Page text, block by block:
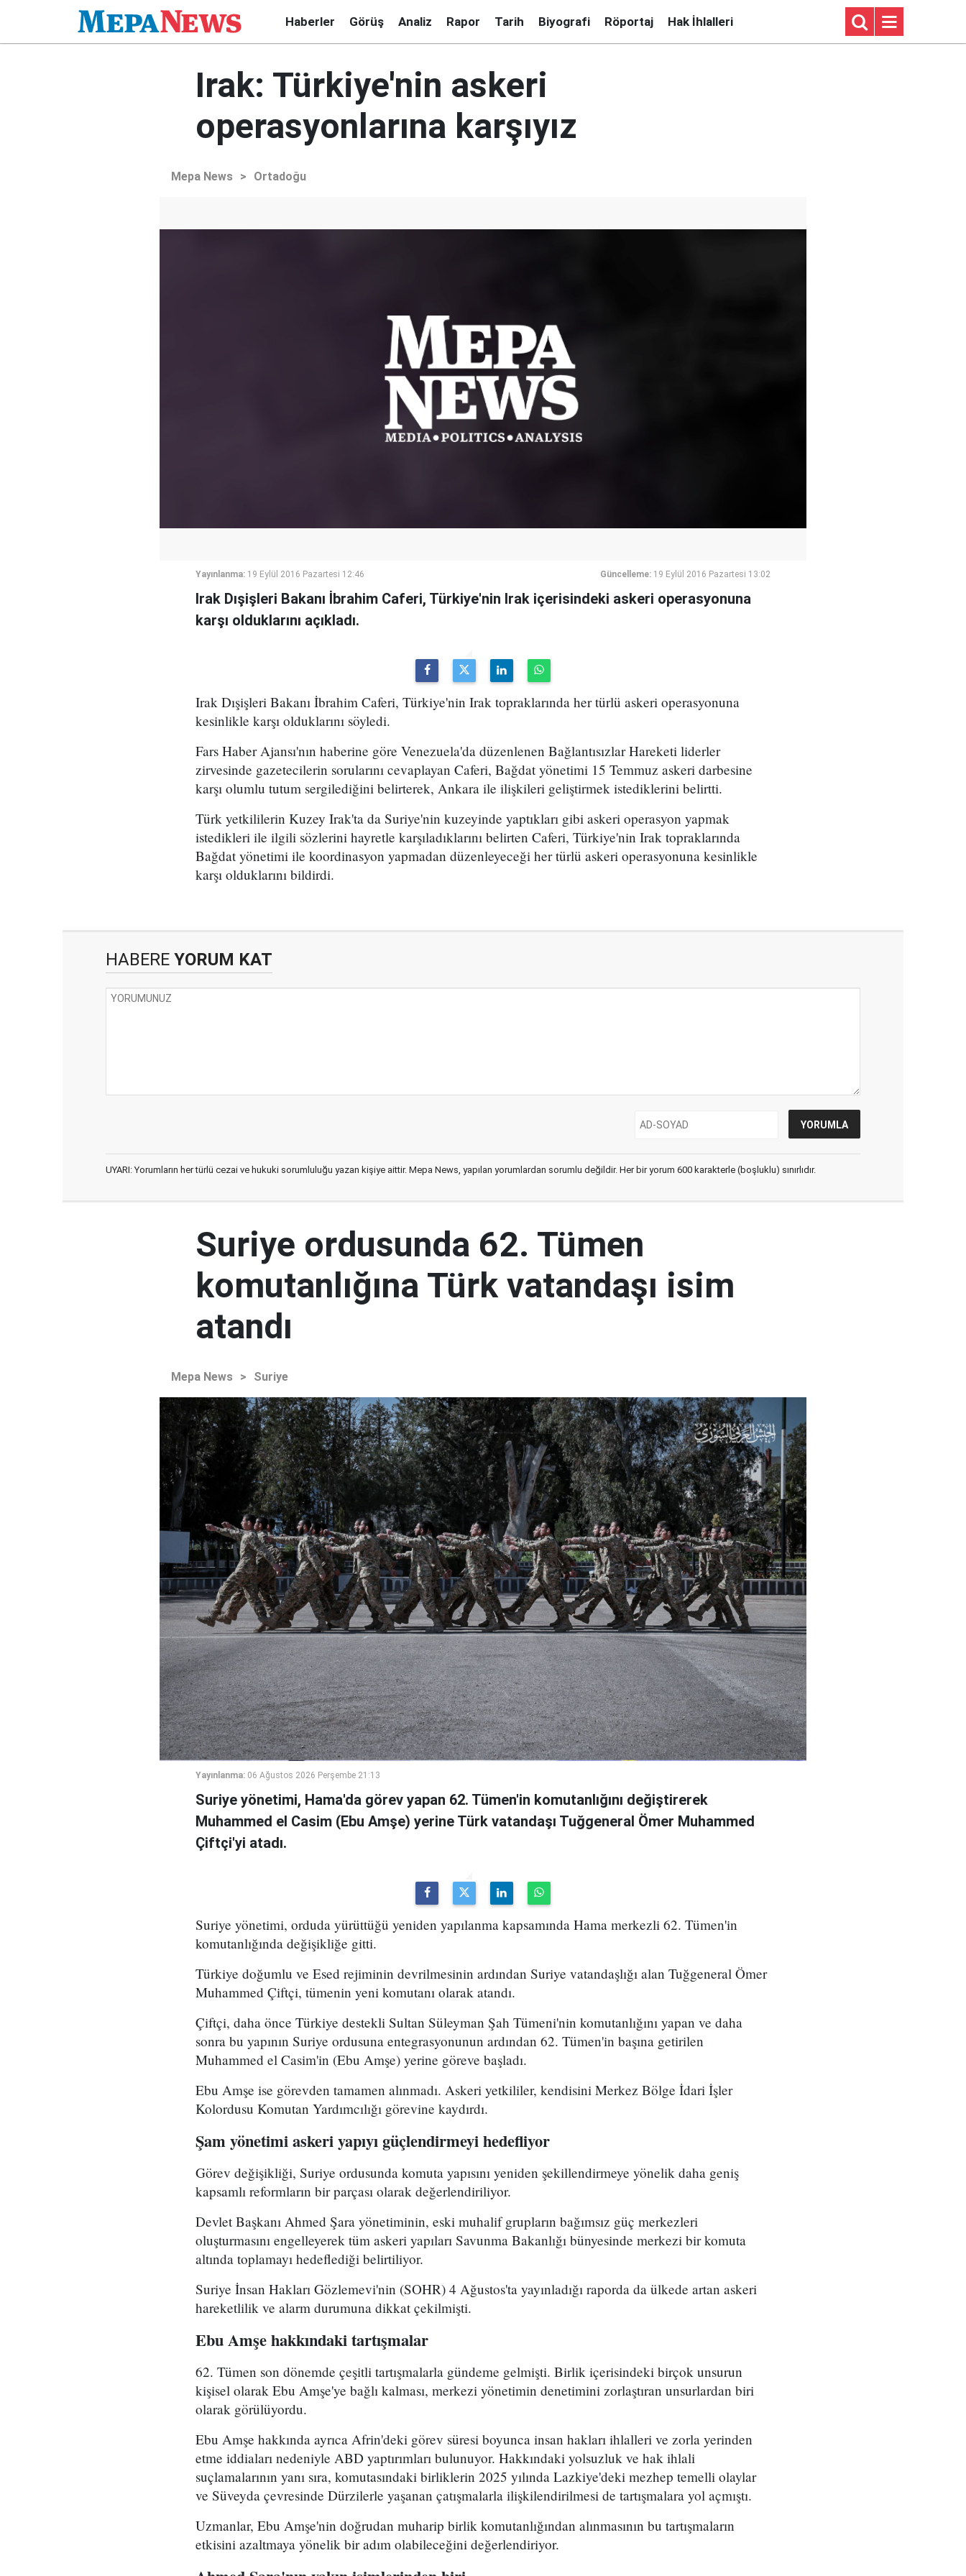
Haberler Görüş Analiz Rapor Tarih Biyografi Röportaj Hak İhlalleri
Irak: Türkiye'nin askeri
operasyonlarına karşıyız
Mepa News > Ortadoğu
Yayınlanma: 19 Eylül 2016 Pazartesi 12:46 Güncelleme: 19 Eylül 2016 Pazartesi 13:02
Irak Dışişleri Bakanı İbrahim Caferi, Türkiye'nin Irak içerisindeki askeri operasyonuna
karşı olduklarını açıkladı.
Irak Dışişleri Bakanı İbrahim Caferi, Türkiye'nin Irak topraklarında her türlü askeri operasyonuna
kesinlikle karşı olduklarını söyledi.
Fars Haber Ajansı'nın haberine göre Venezuela'da düzenlenen Bağlantısızlar Hareketi liderler
zirvesinde gazetecilerin sorularını cevaplayan Caferi, Bağdat yönetimi 15 Temmuz askeri darbesine
karşı olumlu tutum sergilediğini belirterek, Ankara ile ilişkileri geliştirmek istediklerini belirtti.
Türk yetkililerin Kuzey Irak'ta da Suriye'nin kuzeyinde yaptıkları gibi askeri operasyon yapmak
istedikleri ile ilgili sözlerini hayretle karşıladıklarını belirten Caferi, Türkiye'nin Irak topraklarında
Bağdat yönetimi ile koordinasyon yapmadan düzenleyeceği her türlü askeri operasyonuna kesinlikle
karşı olduklarını bildirdi.
HABERE YORUM KAT
UYARI: Yorumların her türlü cezai ve hukuki sorumluluğu yazan kişiye aittir. Mepa News, yapılan yorumlardan sorumlu değildir. Her bir yorum 600 karakterle (boşluklu) sınırlıdır.
Suriye ordusunda 62. Tümen
komutanlığına Türk vatandaşı isim
atandı
Mepa News > Suriye
Yayınlanma: 06 Ağustos 2026 Perşembe 21:13
Suriye yönetimi, Hama'da görev yapan 62. Tümen'in komutanlığını değiştirerek
Muhammed el Casim (Ebu Amşe) yerine Türk vatandaşı Tuğgeneral Ömer Muhammed
Çiftçi'yi atadı.
Suriye yönetimi, orduda yürüttüğü yeniden yapılanma kapsamında Hama merkezli 62. Tümen'in
komutanlığında değişikliğe gitti.
Türkiye doğumlu ve Esed rejiminin devrilmesinin ardından Suriye vatandaşlığı alan Tuğgeneral Ömer
Muhammed Çiftçi, tümenin yeni komutanı olarak atandı.
Çiftçi, daha önce Türkiye destekli Sultan Süleyman Şah Tümeni'nin komutanlığını yapan ve daha
sonra bu yapının Suriye ordusuna entegrasyonunun ardından 62. Tümen'in başına getirilen
Muhammed el Casim'in (Ebu Amşe) yerine göreve başladı.
Ebu Amşe ise görevden tamamen alınmadı. Askeri yetkililer, kendisini Merkez Bölge İdari İşler
Kolordusu Komutan Yardımcılığı görevine kaydırdı.
Şam yönetimi askeri yapıyı güçlendirmeyi hedefliyor
Görev değişikliği, Suriye ordusunda komuta yapısını yeniden şekillendirmeye yönelik daha geniş
kapsamlı reformların bir parçası olarak değerlendiriliyor.
Devlet Başkanı Ahmed Şara yönetiminin, eski muhalif grupların bağımsız güç merkezleri
oluşturmasını engelleyerek tüm askeri yapıları Savunma Bakanlığı bünyesinde merkezi bir komuta
altında toplamayı hedeflediği belirtiliyor.
Suriye İnsan Hakları Gözlemevi'nin (SOHR) 4 Ağustos'ta yayınladığı raporda da ülkede artan askeri
hareketlilik ve alarm durumuna dikkat çekilmişti.
Ebu Amşe hakkındaki tartışmalar
62. Tümen son dönemde çeşitli tartışmalarla gündeme gelmişti. Birlik içerisindeki birçok unsurun
kişisel olarak Ebu Amşe'ye bağlı kalması, merkezi yönetimin denetimini zorlaştıran unsurlardan biri
olarak görülüyordu.
Ebu Amşe hakkında ayrıca Afrin'deki görev süresi boyunca insan hakları ihlalleri ve zorla yerinden
etme iddiaları nedeniyle ABD yaptırımları bulunuyor. Hakkındaki yolsuzluk ve hak ihlali
suçlamalarının yanı sıra, komutasındaki birliklerin 2025 yılında Lazkiye'deki mezhep temelli olaylar
ve Süveyda çevresinde Dürzilerle yaşanan çatışmalarla ilişkilendirilmesi de tartışmalara yol açmıştı.
Uzmanlar, Ebu Amşe'nin doğrudan muharip birlik komutanlığından alınmasının bu tartışmaların
etkisini azaltmaya yönelik bir adım olabileceğini değerlendiriyor.